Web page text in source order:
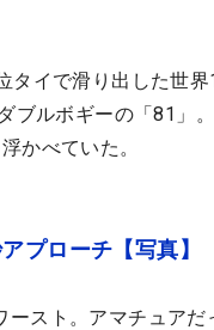
イで滑り出した世界
ブルボギーの「81」
かべていた。
プローチ【写真】
スト。アマチュア